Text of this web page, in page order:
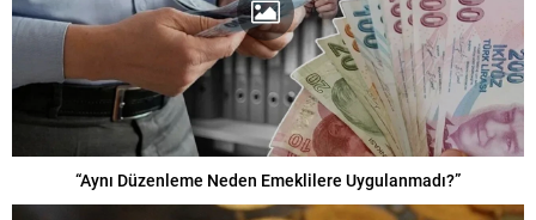
“Aynı Düzenleme Neden Emeklilere Uygulanmadı?”